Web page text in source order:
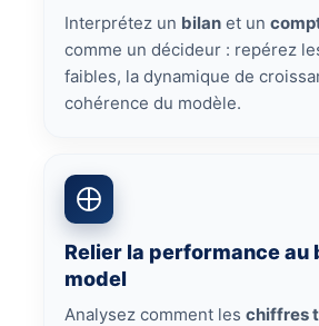
Interprétez un bilan et un
comme un décideur : repérez
faibles, la dynamique de
cohérence du modèle.
Relier la performance au
model
Analysez comment les chiffres